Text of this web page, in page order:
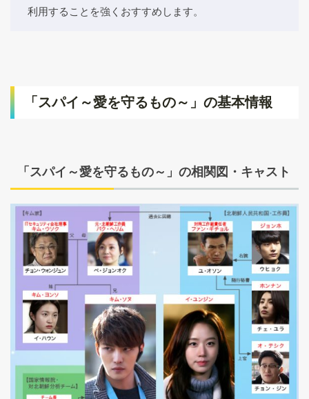
利用することを強くおすすめします。
「スパイ～愛を守るもの～」の基本情報
「スパイ～愛を守るもの～」の相関図・キャスト